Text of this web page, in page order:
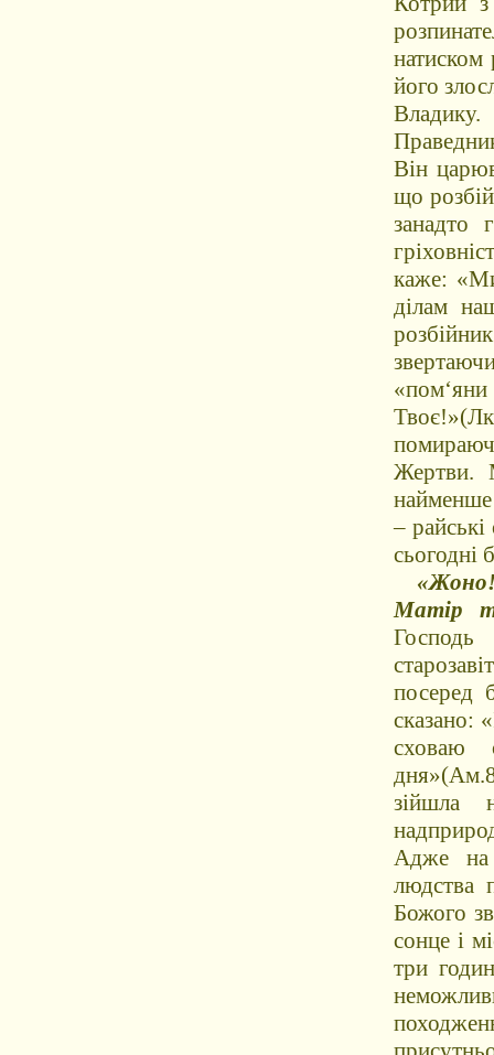
його
Він
що
занадто
каже:
ділам
Жертви.
найменше
– райські
«Жоно!
Матір
Господь
посеред
сказано:
сховаю
зійшла
Адже на
людства
Божого
сонце і
три